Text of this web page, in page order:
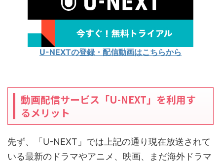
U-NEXTの登録・配信動画はこちらから
動画配信サービス「U-NEXT」を利用す
るメリット
先ず、「U-NEXT」では上記の通り現在放送されて
いる最新のドラマやアニメ、映画、まだ海外ドラマ